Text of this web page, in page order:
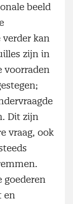
beeld
kan
zijn in
voorraden
Dit zijn
vraag, ook
goederen
en